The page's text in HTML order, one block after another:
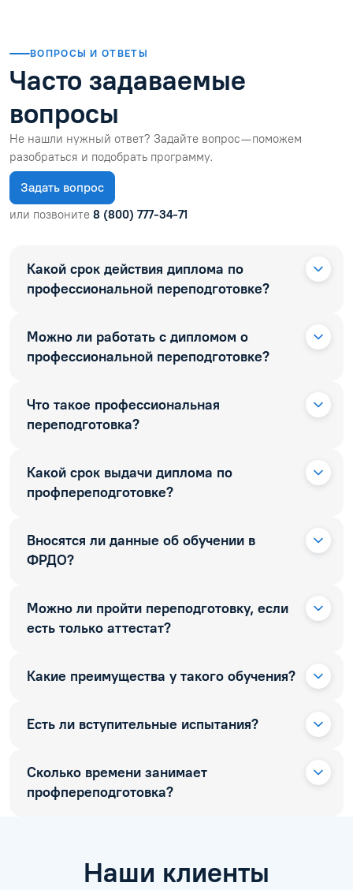
ВОПРОСЫ И ОТВЕТЫ
Часто задаваемые
вопросы
Не нашли нужный ответ? Задайте вопрос — поможем
разобраться и подобрать программу.
Задать вопрос
или позвоните 8 (800) 777-34-71
Какой срок действия диплома по
профессиональной переподготовке?
Можно ли работать с дипломом о
профессиональной переподготовке?
Что такое профессиональная
переподготовка?
Какой срок выдачи диплома по
профпереподготовке?
Вносятся ли данные об обучении в
ФРДО?
Можно ли пройти переподготовку, если
есть только аттестат?
Какие преимущества у такого обучения?
Есть ли вступительные испытания?
Сколько времени занимает
профпереподготовка?
Наши клиенты